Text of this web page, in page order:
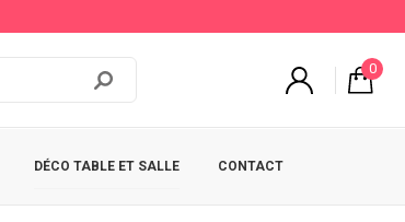
0
DÉCO TABLE ET SALLE CONTACT